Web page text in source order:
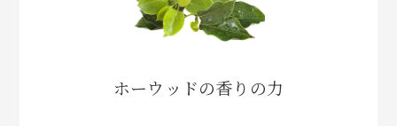
ホーウッドの香りの力